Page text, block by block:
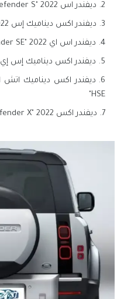
ديفندر اس 2022 "Defender S"
ديفندر اكس ديناميك إس 2022 "Defender X-Dynamic S".
ديفندر اس اي 2022 "Defender SE".
ديفندر اكس ديناميك إس إي 2022 "Defender X-Dynamic SE".
HSE"
ديفندر اكس 2022 "Defender X"